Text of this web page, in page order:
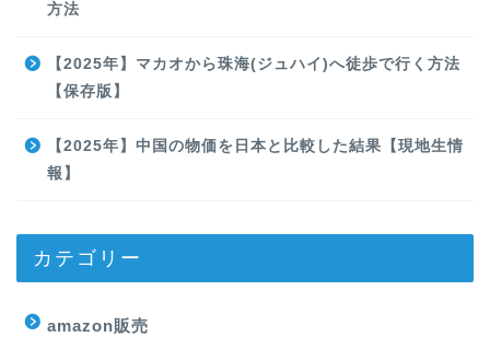
方法
【2025年】マカオから珠海(ジュハイ)へ徒歩で行く方法
【保存版】
【2025年】中国の物価を日本と比較した結果【現地生情
報】
カテゴリー
amazon販売